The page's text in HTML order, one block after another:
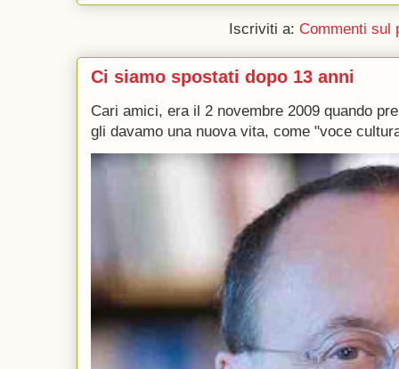
Iscriviti a: Commenti sul
Ci siamo spostati dopo 13 anni
Cari amici, era il 2 novembre 2009 quando
gli davamo una nuova vita, come "voce